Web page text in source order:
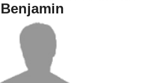
Benjamin